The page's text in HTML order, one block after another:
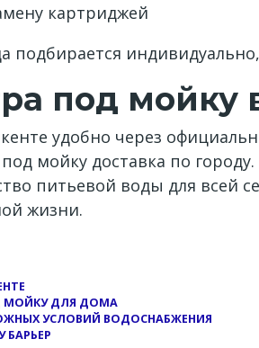
картриджей
подбирается
под мойку
удобно через
мойку доставка по
питьевой воды для всей
жизни.
МОЙКУ ДЛЯ ДОМА
УСЛОВИЙ ВОДОСНАБЖЕНИЯ